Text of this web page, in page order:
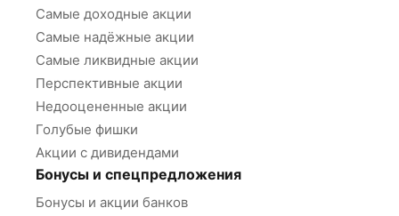
Самые доходные акции
Самые надёжные акции
Самые ликвидные акции
Перспективные акции
Недооцененные акции
Голубые фишки
Акции с дивидендами
Бонусы и спецпредложения
Бонусы и акции банков